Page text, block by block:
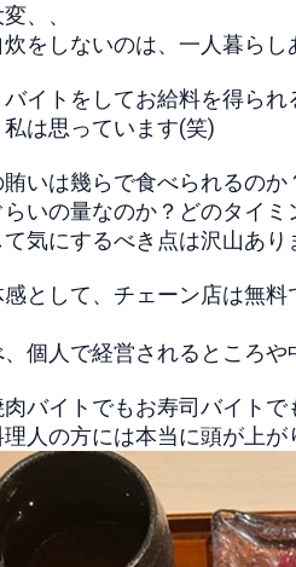
、、
炊をしないのは、一人暮ら
イトをしてお給料を得ら
は思っています(笑)
いは幾らで食べられるの
いの量なのか？どのタイ
気にするべき点は沢山あり
として、チェーン店は無
個人で経営されるところ
バイトでもお寿司バイト
人の方には本当に頭が上